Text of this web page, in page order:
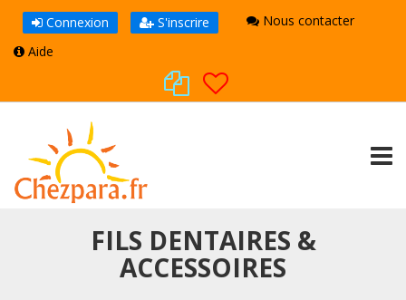
Connexion S'inscrire
Nous contacter
Aide
FILS DENTAIRES &
ACCESSOIRES